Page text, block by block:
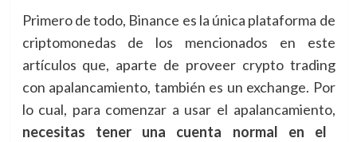
Primero de todo, Binance es la única plataforma de
criptomonedas de los mencionados en este
artículos que, aparte de proveer crypto trading
con apalancamiento, también es un exchange. Por
lo cual, para comenzar a usar el apalancamiento,
necesitas tener una cuenta normal en el